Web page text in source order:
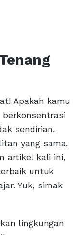
Apakah kamu
sendirian.
yang sama.
artikel kali ini,
untuk
Yuk, simak
lingkungan